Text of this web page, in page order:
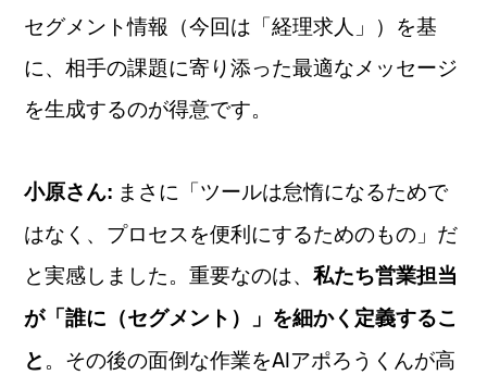
セグメント情報（今回は「経理求人」）を基
に、相手の課題に寄り添った最適なメッセージ
を生成するのが得意です。
小原さん: まさに「ツールは怠惰になるためで
はなく、プロセスを便利にするためのもの」だ
と実感しました。重要なのは、私たち営業担当
が「誰に（セグメント）」を細かく定義するこ
と 。その後の面倒な作業をAIアポろうくんが高